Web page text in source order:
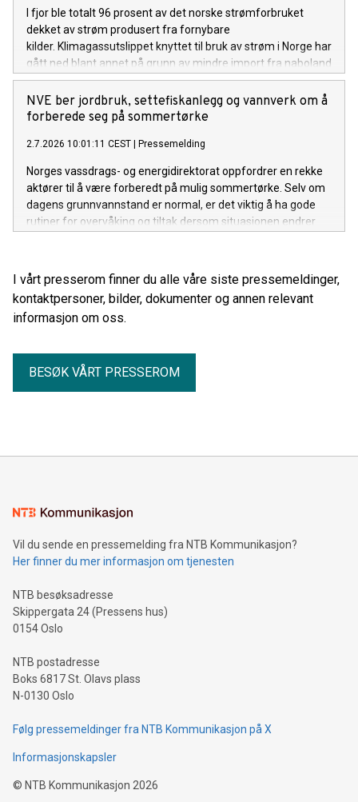
I fjor ble totalt 96 prosent av det norske strømforbruket
dekket av strøm produsert fra fornybare
kilder. Klimagassutslippet knyttet til bruk av strøm i Norge har
gått ned blant annet på grunn av mindre import fra naboland
med høyere andel kraftproduksjon med klimautslipp. Det
viser NVEs klimadeklarasjon for fysisk levert strøm i 2025.
NVE ber jordbruk, settefiskanlegg og vannverk om å
forberede seg på sommertørke
2.7.2026 10:01:11 CEST Pressemelding
Norges vassdrags- og energidirektorat oppfordrer en rekke
aktører til å være forberedt på mulig sommertørke. Selv om
dagens grunnvannstand er normal, er det viktig å ha gode
rutiner for overvåking og tiltak dersom situasjonen endrer
I vårt presserom finner du alle våre siste pressemeldinger,
kontaktpersoner, bilder, dokumenter og annen relevant
informasjon om oss.
BESØK VÅRT PRESSEROM
Vil du sende en pressemelding fra NTB Kommunikasjon?
Her finner du mer informasjon om tjenesten
NTB besøksadresse
Skippergata 24 (Pressens hus)
0154 Oslo
NTB postadresse
Boks 6817 St. Olavs plass
N-0130 Oslo
Følg pressemeldinger fra NTB Kommunikasjon på X
Informasjonskapsler
© NTB Kommunikasjon 2026